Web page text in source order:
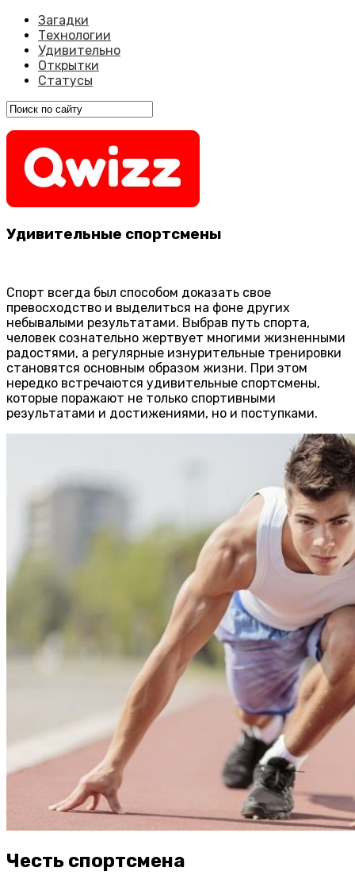
Загадки
Технологии
Удивительно
Открытки
Статусы
Удивительные спортсмены
Спорт всегда был способом доказать свое
превосходство и выделиться на фоне других
небывалыми результатами. Выбрав путь спорта,
человек сознательно жертвует многими жизненными
радостями, а регулярные изнурительные тренировки
становятся основным образом жизни. При этом
нередко встречаются удивительные спортсмены,
которые поражают не только спортивными
результатами и достижениями, но и поступками.
Честь спортсмена